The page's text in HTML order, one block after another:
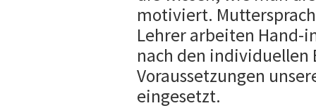
motiviert.
Lehrer arbeiten Hand-
nach den individuellen
Voraussetzungen
eingesetzt.